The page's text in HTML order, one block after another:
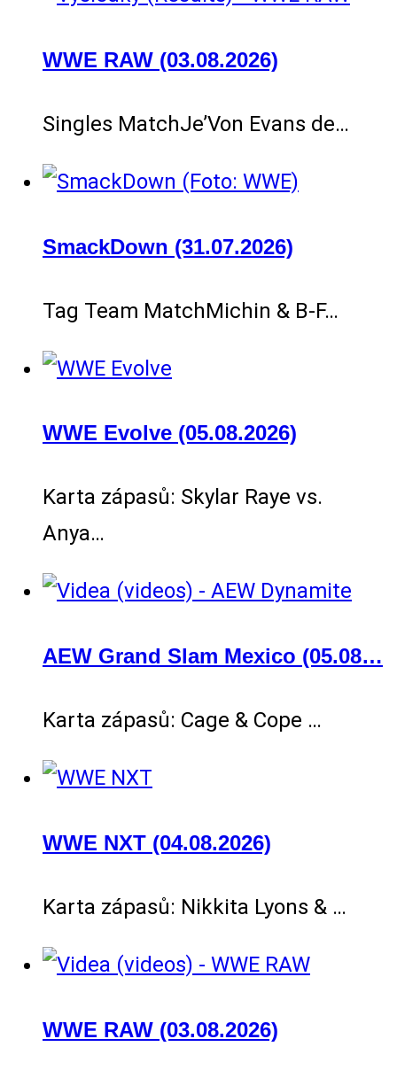
WWE RAW (03.08.2026)
Singles MatchJe’Von Evans de…
SmackDown (31.07.2026)
Tag Team MatchMichin & B-F…
WWE Evolve (05.08.2026)
Karta zápasů: Skylar Raye vs.
Anya…
AEW Grand Slam Mexico (05.08…
Karta zápasů: Cage & Cope …
WWE NXT (04.08.2026)
Karta zápasů: Nikkita Lyons & …
WWE RAW (03.08.2026)